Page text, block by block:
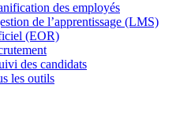
des employés
de l’apprentissage (LMS)
(EOR)
des candidats
les outils